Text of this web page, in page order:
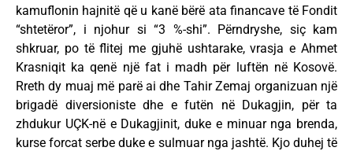
kamuflonin hajnitë që u kanë bërë ata financave të Fondit
“shtetëror”, i njohur si “3 %-shi”. Përndryshe, siç kam
shkruar, po të flitej me gjuhë ushtarake, vrasja e Ahmet
Krasniqit ka qenë një fat i madh për luftën në Kosovë.
Rreth dy muaj më parë ai dhe Tahir Zemaj organizuan një
brigadë diversioniste dhe e futën në Dukagjin, për ta
zhdukur UÇK-në e Dukagjinit, duke e minuar nga brenda,
kurse forcat serbe duke e sulmuar nga jashtë. Kjo duhej të